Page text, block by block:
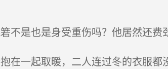
是也是身受重伤吗？他居然还费
在一起取暖，二人连过冬的衣服都